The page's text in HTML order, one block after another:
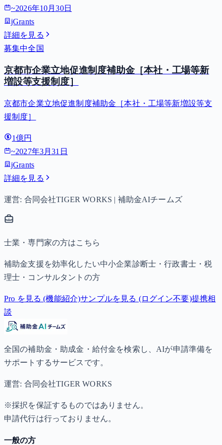
~2026年10月30日
jGrants
詳細を見る
募集中全国
京都市企業立地促進制度補助金［本社・工場等新
増設等支援制度］
京都市企業立地促進制度補助金［本社・工場等新増設等支
援制度］
1億円
~2027年3月31日
jGrants
詳細を見る
運営: 合同会社TIGER WORKS | 補助金AIチームズ
士業・専門家の方はこちら
補助金支援を効率化したい中小企業診断士・行政書士・税
理士・コンサルタントの方
Pro を見る (機能紹介)サンプルを見る (ログイン不要)提携相
談
全国の補助金・助成金・給付金を検索し、AIが申請準備を
サポートするサービスです。
運営: 合同会社TIGER WORKS
※採択を保証するものではありません。
申請代行は行っておりません。
一般の方